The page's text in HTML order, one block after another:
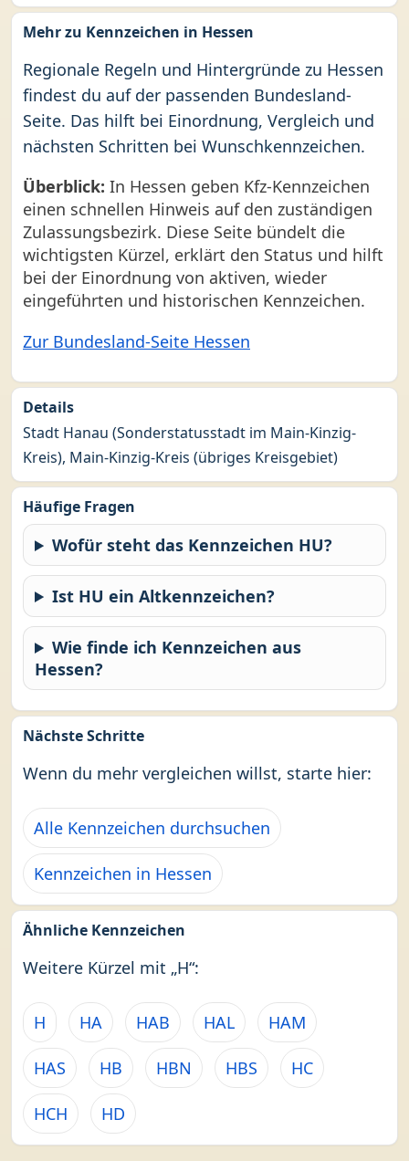
Mehr zu Kennzeichen in Hessen
Regionale Regeln und Hintergründe zu Hessen
findest du auf der passenden Bundesland-
Seite. Das hilft bei Einordnung, Vergleich und
nächsten Schritten bei Wunschkennzeichen.
Überblick: In Hessen geben Kfz-Kennzeichen
einen schnellen Hinweis auf den zuständigen
Zulassungsbezirk. Diese Seite bündelt die
wichtigsten Kürzel, erklärt den Status und hilft
bei der Einordnung von aktiven, wieder
eingeführten und historischen Kennzeichen.
Zur Bundesland-Seite Hessen
Details
Stadt Hanau (Sonderstatusstadt im Main-Kinzig-
Kreis), Main-Kinzig-Kreis (übriges Kreisgebiet)
Häufige Fragen
Wofür steht das Kennzeichen HU?
Ist HU ein Altkennzeichen?
Wie finde ich Kennzeichen aus
Hessen?
Nächste Schritte
Wenn du mehr vergleichen willst, starte hier:
Alle Kennzeichen durchsuchen
Kennzeichen in Hessen
Ähnliche Kennzeichen
Weitere Kürzel mit „H“:
H HA HAB HAL HAM
HAS HB HBN HBS HC
HCH HD